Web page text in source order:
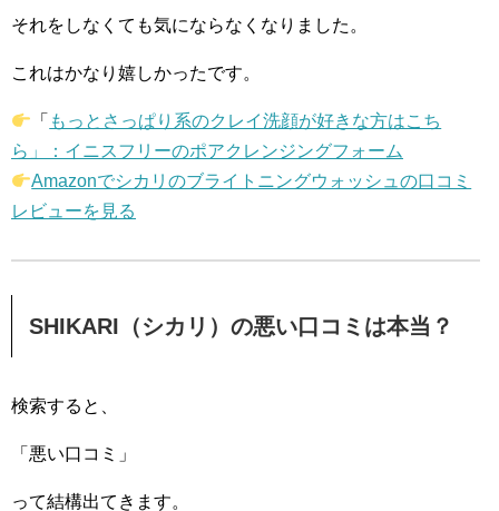
それをしなくても気にならなくなりました。
これはかなり嬉しかったです。
「 もっとさっぱり系のクレイ洗顔が好きな方はこち
ら」：イニスフリーのポアクレンジングフォーム
Amazonでシカリのブライトニングウォッシュの口コミ
レビューを見る
SHIKARI（シカリ）の悪い口コミは本当？
検索すると、
「悪い口コミ」
って結構出てきます。